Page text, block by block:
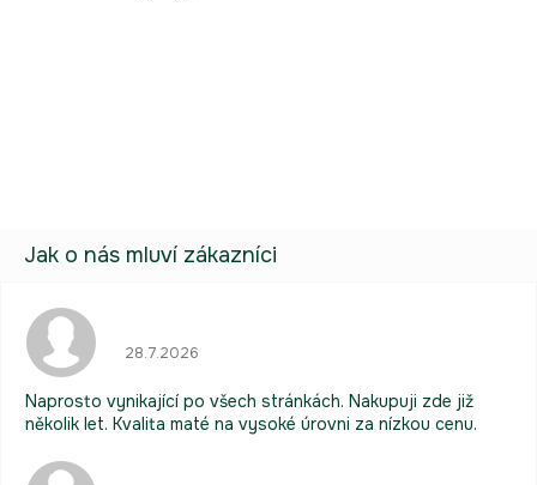
28.7.2026
Naprosto vynikající po všech stránkách. Nakupuji zde již
několik let. Kvalita maté na vysoké úrovni za nízkou cenu.